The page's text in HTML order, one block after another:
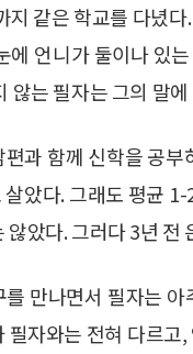
지 같은 학교를 다녔
에 언니가 둘이나 있
않는 필자는 그의 말
과 함께 신학을 공
았다. 그래도 평균
않았다. 그러다 3년
만나면서 필자는
필자와는 전혀 다르